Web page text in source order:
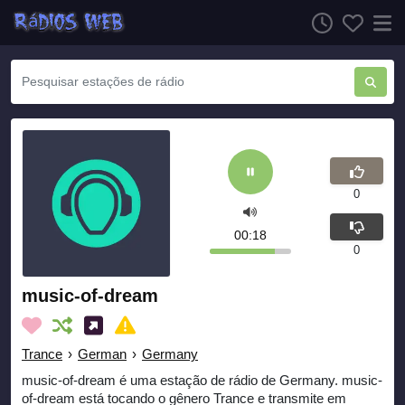
music-of-dream
Trance › German › Germany
music-of-dream é uma estação de rádio de Germany. music-
of-dream está tocando o gênero Trance e transmite em
00:18
0
0